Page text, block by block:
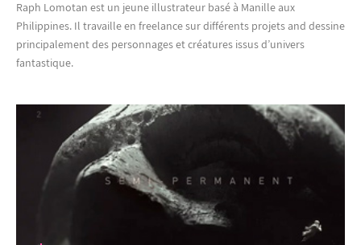
Raph Lomotan est un jeune illustrateur basé à Manille aux
Philippines. Il travaille en freelance sur différents projets and dessine
principalement des personnages et créatures issus d’univers
fantastique.